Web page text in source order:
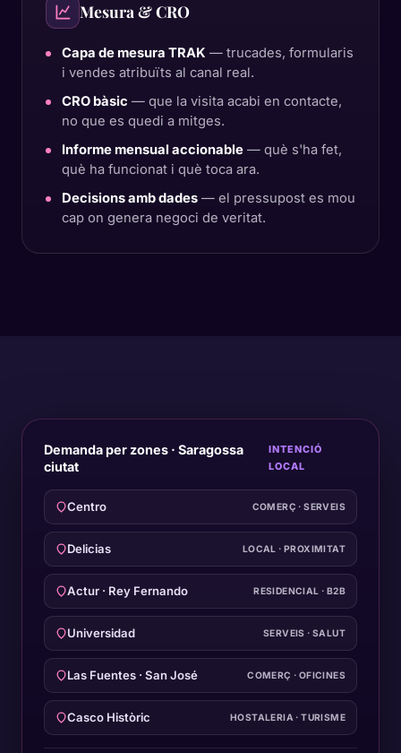
Mesura & CRO
Capa de mesura TRAK — trucades, formularis
i vendes atribuïts al canal real.
CRO bàsic — que la visita acabi en contacte,
no que es quedi a mitges.
Informe mensual accionable — què s'ha fet,
què ha funcionat i què toca ara.
Decisions amb dades — el pressupost es mou
cap on genera negoci de veritat.
Demanda per zones · Saragossa
ciutat
INTENCIÓ
LOCAL
Centro COMERÇ · SERVEIS
Delicias LOCAL · PROXIMITAT
Actur · Rey Fernando RESIDENCIAL · B2B
Universidad SERVEIS · SALUT
Las Fuentes · San José COMERÇ · OFICINES
Casco Històric HOSTALERIA · TURISME